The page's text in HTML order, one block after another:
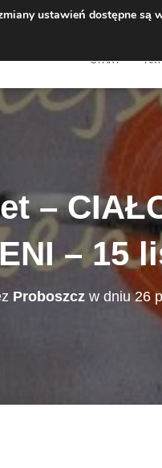
START
–
– 15
Proboszczw dniu26
ustawień dostępne są